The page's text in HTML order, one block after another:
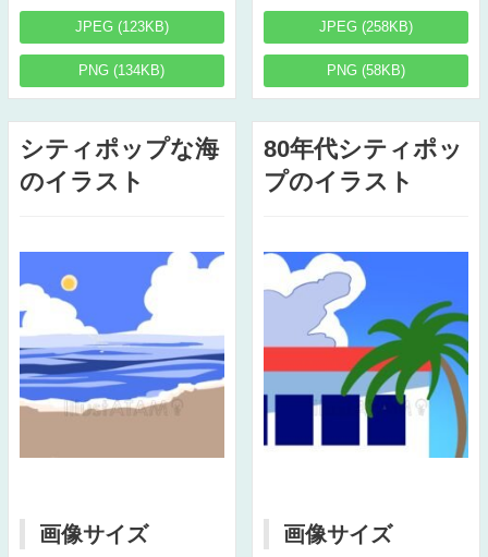
JPEG (123KB)
PNG (134KB)
JPEG (258KB)
PNG (58KB)
シティポップな海
のイラスト
画像サイズ
80年代シティポッ
プのイラスト
画像サイズ